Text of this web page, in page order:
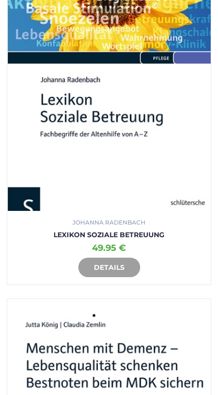
JOHANNA RADENBACH
LEXIKON SOZIALE BETREUUNG
49.95 €
DETAILS
IN DEN WARENKORB